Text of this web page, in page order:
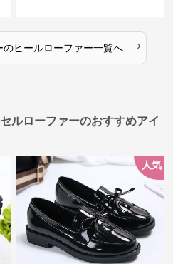
のヒールローファー一覧へ ›
ルローファーのおすすめアイ
人気